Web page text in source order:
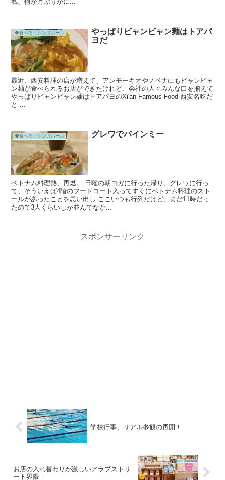
◆食べる・シンガポール
やっぱりビャンビャン麺はトアパ
ヨだ
最近、西安料理の店が増えて、アンモーキオやノベナにもビャンビャ
ン麺が食べられるお店ができたけれど、会社の人々みんな口を揃えて
やっぱりビャンビャン麺はトアパヨのXi'an Famous Food 西安名吃だ
と ...
◆食べる・シンガポール グレワでバインミー
ベトナム料理熱、再燃。 日曜の朝ヨガに行った帰り、グレワに行っ
て、そういえば4階のフードコート入ってすぐにベトナム料理のスト
ールがあったことを思い出し ここいつも行列だけど、まだ11時だっ
たので3人くらいしか並んでなか...
スポンサーリンク
学校行事、リアル参観の再開！
お店の入れ替わりが激しいアラブストリ
ート界隈